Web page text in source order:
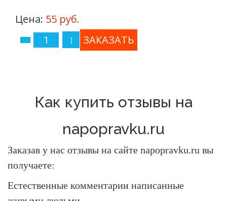
Цена: 55 руб.
Как купить отзывы на
napopravku.ru
Заказав у нас отзывы на сайте napopravku.ru вы
получаете:
Естественные комментарии написанные